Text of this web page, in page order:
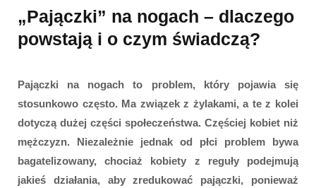
„Pajączki” na nogach – dlaczego
powstają i o czym świadczą?
Pajączki na nogach to problem, który pojawia się
stosunkowo często. Ma związek z żylakami, a te z kolei
dotyczą dużej części społeczeństwa. Częściej kobiet niż
mężczyzn. Niezależnie jednak od płci problem bywa
bagatelizowany, chociaż kobiety z reguły podejmują
jakieś działania, aby zredukować pajączki, ponieważ